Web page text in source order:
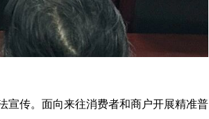
传。面向来往消费者和商户开展精准普